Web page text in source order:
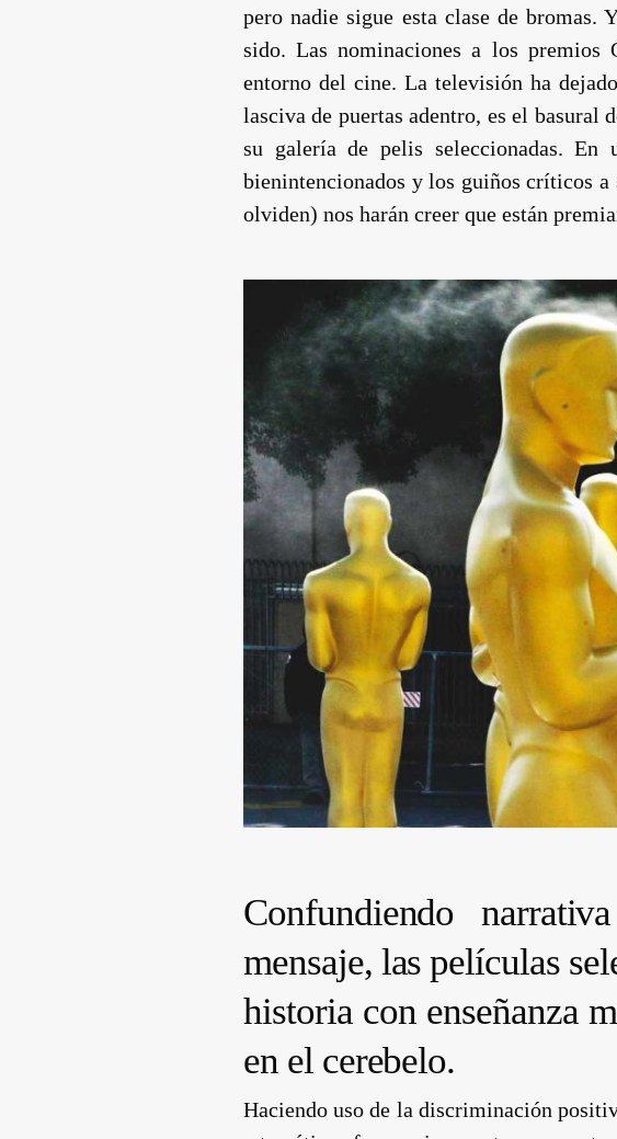
pero nadie sigue esta clase de bromas.
sido. Las nominaciones a los premios
entorno del cine. La televisión ha
lasciva de puertas adentro, es el basural
su galería de pelis seleccionadas. En
bienintencionados y los guiños críticos
olviden) nos harán creer que están
Confundiendo
mensaje, las películas
historia con enseñanza
en el cerebelo.
Haciendo uso de la discriminación